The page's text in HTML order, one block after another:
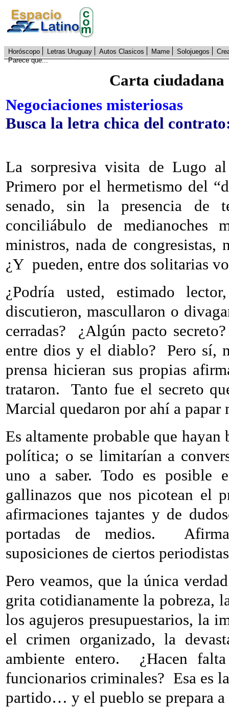
Horóscopo Letras Uruguay Autos Clasicos Mame Solojuegos
Parece que...
Carta ciudadana
Negociaciones misteriosas
Busca la letra chica del
La sorpresiva visita de Lugo al
Primero por el hermetismo del
senado, sin la presencia de
conciliábulo de medianoches
ministros, nada de congresistas,
¿Y pueden, entre dos solitarias
¿Podría usted, estimado
discutieron, mascullaron o
cerradas?
¿Algún pacto secreto?
entre dios y el diablo?
Pero sí,
prensa hicieran sus propias
trataron.
Tanto fue el secreto
Marcial quedaron por ahí a papar
Es altamente probable que
política; o se limitarían a
uno a saber. Todo es posible
gallinazos que nos picotean el
afirmaciones tajantes y de
portadas de medios.
suposiciones de ciertos
Pero veamos, que la única
grita cotidianamente la pobreza,
los agujeros presupuestarios, la
el crimen organizado, la
ambiente entero.
¿Hacen
funcionarios criminales? Esa es
partido… y el pueblo se prepara a